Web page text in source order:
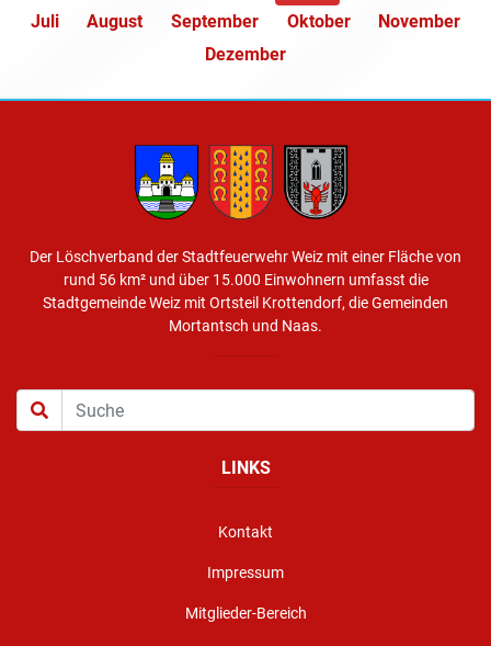
Juli
August September Oktober
November
Dezember
Der Löschverband der Stadtfeuerwehr Weiz mit einer Fläche von
rund 56 km² und über 15.000 Einwohnern umfasst die
Stadtgemeinde Weiz mit Ortsteil Krottendorf, die Gemeinden
Mortantsch und Naas.
LINKS
Kontakt
Impressum
Mitglieder-Bereich